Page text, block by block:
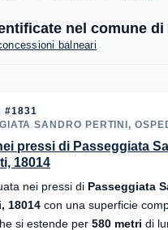
nel comune di
balneari
#1831
SANDRO PERTINI,
pressi di Passeggiata
18014
nei pressi di Passeggiata
18014 con una superficie
si estende per 580 metri di